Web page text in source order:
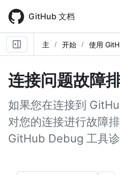
main
content
GitHub 文档
主 开始 使用
连接问题故障
如果您在连接到
对您的连接进行故障
GitHub Debug 工具诊